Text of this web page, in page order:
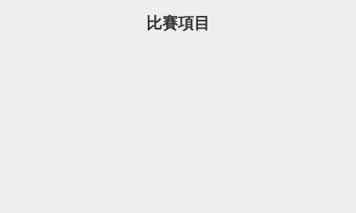
比賽項目